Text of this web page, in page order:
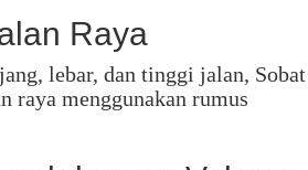
Raya
lebar, dan tinggi jalan, Sobat
raya menggunakan rumus